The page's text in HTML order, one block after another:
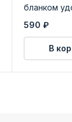
бланком
590 ₽
В